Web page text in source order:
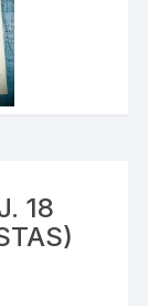
18